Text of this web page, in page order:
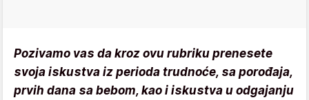
Pozivamo vas da kroz ovu rubriku prenesete
svoja iskustva iz perioda trudnoće, sa porođaja,
prvih dana sa bebom, kao i iskustva u odgajanju